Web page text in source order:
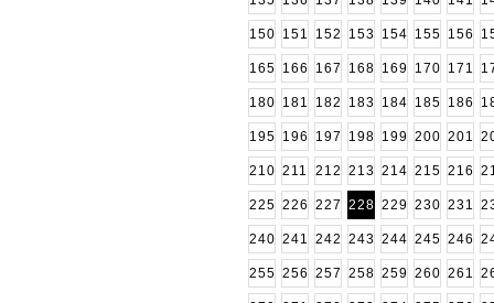
150 151 152 153 154 155 156
165 166 167 168 169 170 171
180 181 182 183 184 185 186
195 196 197 198 199 200 201
210 211 212 213 214 215 216
225 226 227 228 229 230 231
240 241 242 243 244 245 246
255 256 257 258 259 260 261